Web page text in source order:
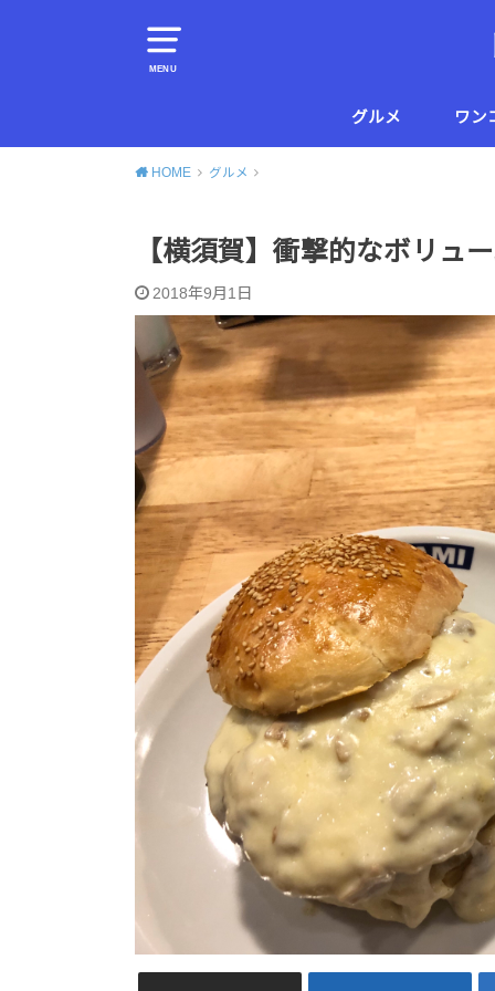
MENU
グルメ ワン
HOME グルメ
【横須賀】衝撃的なボリュ
2018年9月1日